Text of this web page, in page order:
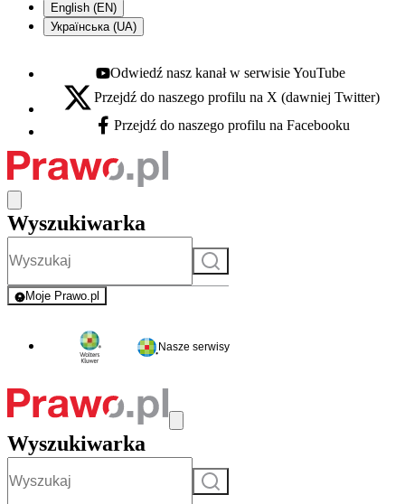
English (EN)
Українська (UA)
Youtube - otwiera się w nowej karcie
Odwiedź nasz kanał w serwisie YouTube
X - otwiera się w nowej karcie
Przejdź do naszego profilu na X (dawniej Twitter)
Facebook - otwiera się w nowej karcie
Przejdź do naszego profilu na Facebooku
Wyszukiwarka
Szukaj
Moje Prawo.pl
- rejestracja i logowanie do serwisu
Nasze serwisy
Wyszukiwarka
Szukaj